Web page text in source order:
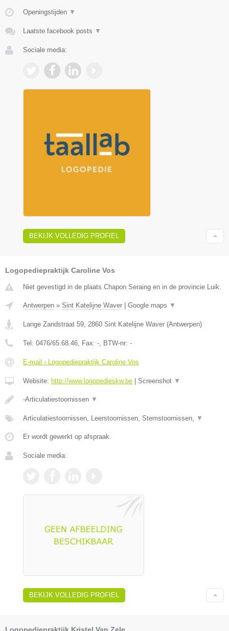
Openingstijden ▼
Laatste facebook posts ▼
Sociale media:
BEKIJK VOLLEDIG PROFIEL
Logopediepraktijk Caroline Vos
Niet gevestigd in de plaats Chapon Seraing en in de provincie Luik.
Antwerpen » Sint Katelijne Waver Google maps ▼
Lange Zandstraat 59, 2860 Sint Katelijne Waver (Antwerpen)
Tel: 0476/65.68.46, Fax: -, BTW-nr: -
E-mail › Logopediepraktijk Caroline Vos
Website: http://www.logopedieskw.be Screenshot ▼
-Articulatiestoornissen ▼
Articulatiestoornissen, Leerstoornissen, Stemstoornissen, ▼
Er wordt gewerkt op afspraak.
Sociale media:
BEKIJK VOLLEDIG PROFIEL
Logopediepraktijk Kristel Van Zele